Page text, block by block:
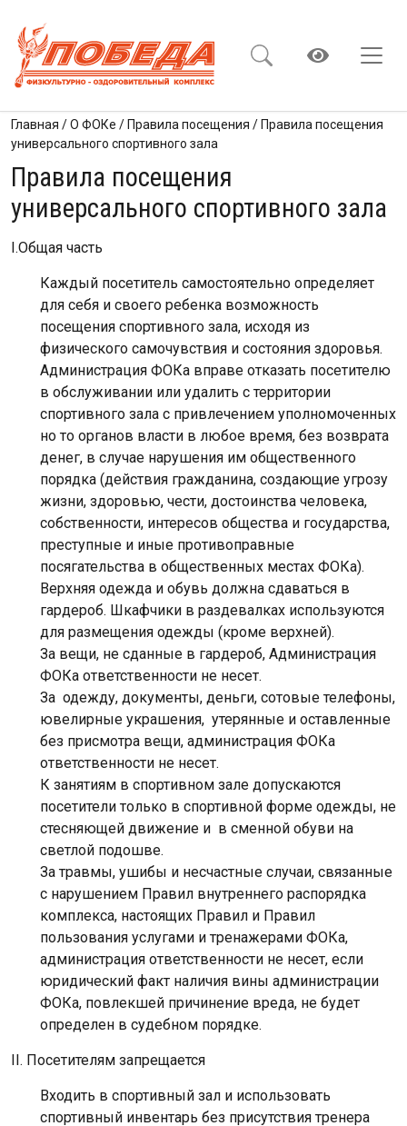
Главная /О ФОКе / Правила посещения / Правила посещения
универсального спортивного зала
Правила посещения
универсального спортивного зала
I.Общая часть
Каждый посетитель самостоятельно определяет
для себя и своего ребенка возможность
посещения спортивного зала, исходя из
физического самочувствия и состояния здоровья.
Администрация ФОКа вправе отказать посетителю
в обслуживании или удалить с территории
спортивного зала с привлечением уполномоченных
но то органов власти в любое время, без возврата
денег, в случае нарушения им общественного
порядка (действия гражданина, создающие угрозу
жизни, здоровью, чести, достоинства человека,
собственности, интересов общества и государства,
преступные и иные противоправные
посягательства в общественных местах ФОКа).
Верхняя одежда и обувь должна сдаваться в
гардероб. Шкафчики в раздевалках используются
для размещения одежды (кроме верхней).
За вещи, не сданные в гардероб, Администрация
ФОКа ответственности не несет.
За одежду, документы, деньги, сотовые телефоны,
ювелирные украшения, утерянные и оставленные
без присмотра вещи, администрация ФОКа
ответственности не несет.
К занятиям в спортивном зале допускаются
посетители только в спортивной форме одежды, не
стесняющей движение и в сменной обуви на
светлой подошве.
За травмы, ушибы и несчастные случаи, связанные
с нарушением Правил внутреннего распорядка
комплекса, настоящих Правил и Правил
пользования услугами и тренажерами ФОКа,
администрация ответственности не несет, если
юридический факт наличия вины администрации
ФОКа, повлекшей причинение вреда, не будет
определен в судебном порядке.
II. Посетителям запрещается
Входить в спортивный зал и использовать
спортивный инвентарь без присутствия тренера